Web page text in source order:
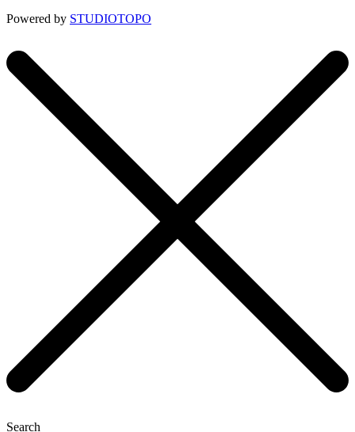
Powered by STUDIOTOPO
Search